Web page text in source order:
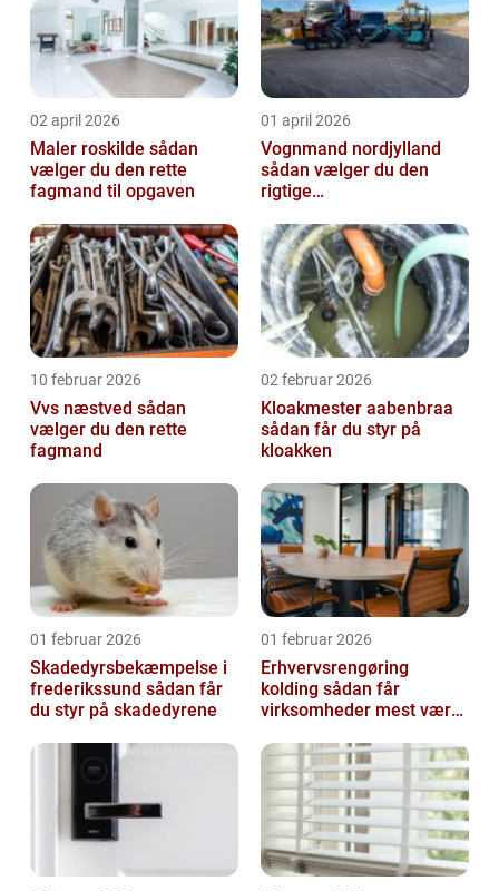
02 april 2026
Maler roskilde sådan
vælger du den rette
fagmand til opgaven
01 april 2026
Vognmand nordjylland
sådan vælger du den
rigtige
10 februar 2026
Vvs næstved sådan
vælger du den rette
fagmand
02 februar 2026
Kloakmester aabenbraa
sådan får du styr på
kloakken
01 februar 2026
Skadedyrsbekæmpelse i
frederikssund sådan får
du styr på skadedyrene
01 februar 2026
Erhvervsrengøring
kolding sådan får
virksomheder mest værdi